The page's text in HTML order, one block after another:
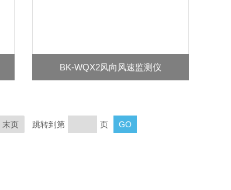
BK-WQX2风向风速监测仪
末页 跳转到第 页